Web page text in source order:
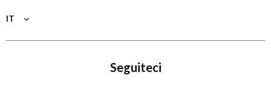
IT
Seguiteci